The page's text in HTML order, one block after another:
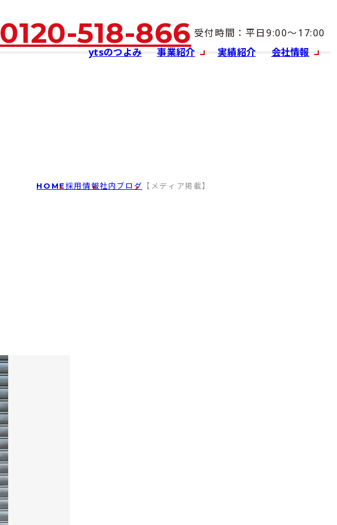
ytsのつよみ 事業紹介 実績紹介 会社情報
0120-518-866 受付時間：平日9:00～17:00
HOME採用情報社内ブログ 【メディア掲載】